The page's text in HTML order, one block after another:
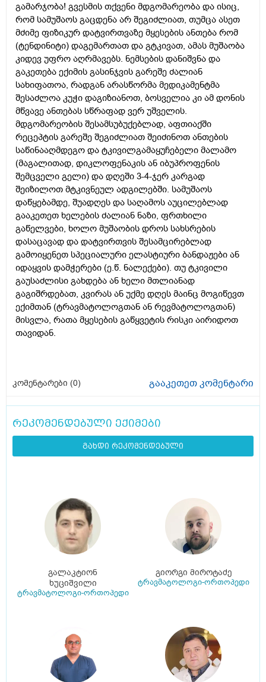
გამარჯობა! გვესმის თქვენი მდგომარეობა და ისიც,
რომ სამუშაოს გაცდენა არ შეგიძლიათ, თუმცა ასეთ
მძიმე ფიზიკურ დატვირთვაზე მყესების ანთება რომ
(ტენდინიტი) დაგემართათ და გტკივათ, ამას მუშაობა
კიდევ უფრო აღრმავებს. ნემსების დანიშვნა და
გაკეთება ექიმის გასინჯვის გარეშე ძალიან
სახიფათოა, რადგან არასწორმა მედიკამენტმა
შესაძლოა კუჭი დაგიზიანოთ, ბოსველია კი ამ დონის
მწვავე ანთებას სწრაფად ვერ უშველის.
მდგომარეობის შესამსუბუქებლად, აფთიაქში
რეცეპტის გარეშე შეგიძლიათ შეიძინოთ ანთების
საწინააღმდეგო და ტკივილგამაყუჩებელი მალამო
(მაგალითად, დიკლოფენაკის ან იბუპროფენის
შემცველი გელი) და დღეში 3-4-ჯერ კარგად
შეიზილოთ მტკივნეულ ადგილებში. სამუშაოს
დაწყებამდე, შუადღეს და საღამოს აუცილებლად
გააკეთეთ ხელების ძალიან ნაზი, ფრთხილი
გაწელვები, ხოლო მუშაობის დროს სახსრების
დასაცავად და დატვირთვის შესამცირებლად
გამოიყენეთ სპეციალური ელასტიური ბანდაჟები ან
იდაყვის დამჭერები (ე.წ. ნალექები). თუ ტკივილი
გაუსაძლისი გახდება ან ხელი მთლიანად
გაგიშრდებათ, კვირას ან უქმე დღეს მაინც მოგიწევთ
ექიმთან (ტრავმატოლოგთან ან რევმატოლოგთან)
მისვლა, რათა მყესების გაწყვეტის რისკი აირიდოთ
თავიდან.
კომენტარები (0) გააკეთეთ კომენტარი
რეკომენდებული ექიმები
გახდი რეკომენდებული
გალაკტიონ
ხუციშვილი
ტრავმატოლოგი-ორთოპედი
გიორგი მიროტაძე
ტრავმატოლოგი-ორთოპედი